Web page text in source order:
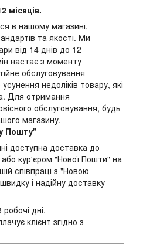
місяців.
в нашому магазині,
та якості. Ми
від 14 днів до 12
настає з моменту
обслуговування
недоліків товару, які
Для отримання
обслуговування, будь
магазину.
Пошту"
доступна доставка до
кур'єром "Нової Пошти" на
співпраці з "Новою
і надійну доставку
робочі дні.
клієнт згідно з